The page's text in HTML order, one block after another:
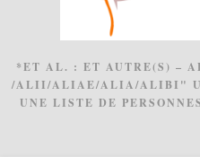
*ET AL. : ET AUTRE(S) –
/ALII/ALIAE/ALIA/ALIBI"
UNE LISTE DE